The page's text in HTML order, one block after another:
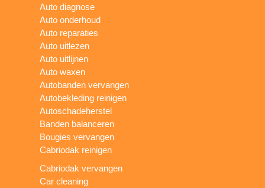
Auto diagnose
Auto onderhoud
Auto reparaties
Auto uitlezen
Auto uitlijnen
Auto waxen
Autobanden vervangen
Autobekleding reinigen
Autoschadeherstel
Banden balanceren
Bougies vervangen
Cabriodak reinigen
Cabriodak vervangen
Car cleaning